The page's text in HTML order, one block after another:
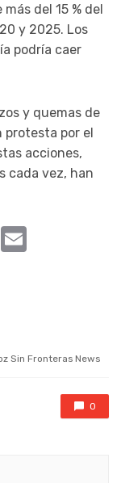
del 15 % del
y 2025. Los
podría caer
y quemas de
protesta por el
acciones,
cada vez, han
X
Sin Fronteras News
0